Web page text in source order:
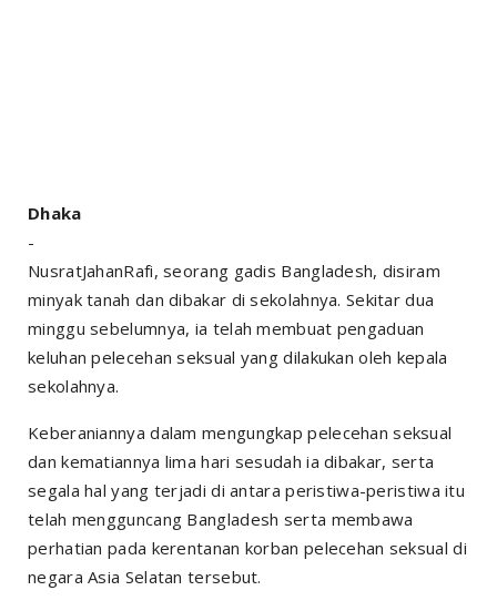
Dhaka
-
NusratJahanRafi, seorang gadis Bangladesh, disiram
minyak tanah dan dibakar di sekolahnya. Sekitar dua
minggu sebelumnya, ia telah membuat pengaduan
keluhan pelecehan seksual yang dilakukan oleh kepala
sekolahnya.
Keberaniannya dalam mengungkap pelecehan seksual
dan kematiannya lima hari sesudah ia dibakar, serta
segala hal yang terjadi di antara peristiwa-peristiwa itu
telah mengguncang Bangladesh serta membawa
perhatian pada kerentanan korban pelecehan seksual di
negara Asia Selatan tersebut.